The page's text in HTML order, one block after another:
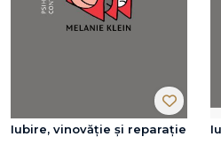
Iubire, vinovăție și reparație